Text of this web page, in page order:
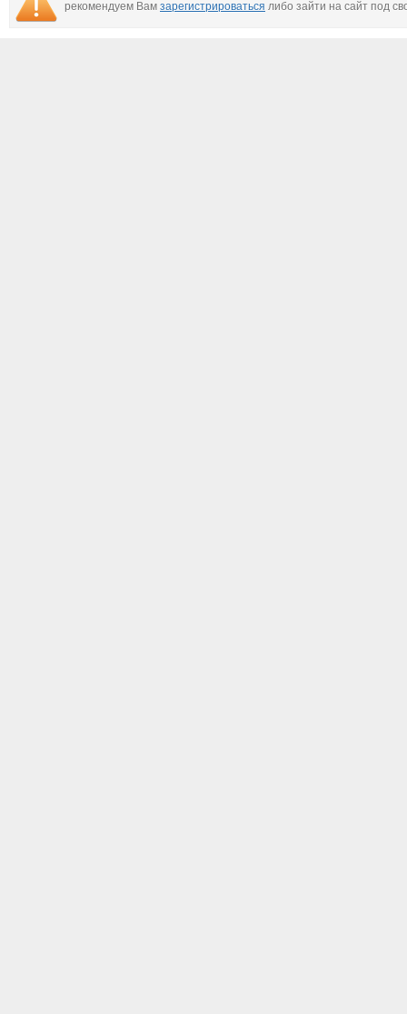
рекомендуем Вам зарегистрироваться либо зайти на сайт под